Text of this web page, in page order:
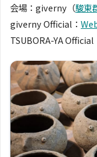
会場：giverny（駿東
giverny Official：
TSUBORA-YA Official